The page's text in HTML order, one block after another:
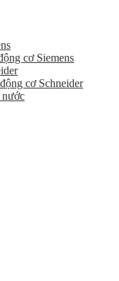
cơ Siemens
cơ Schneider
nước